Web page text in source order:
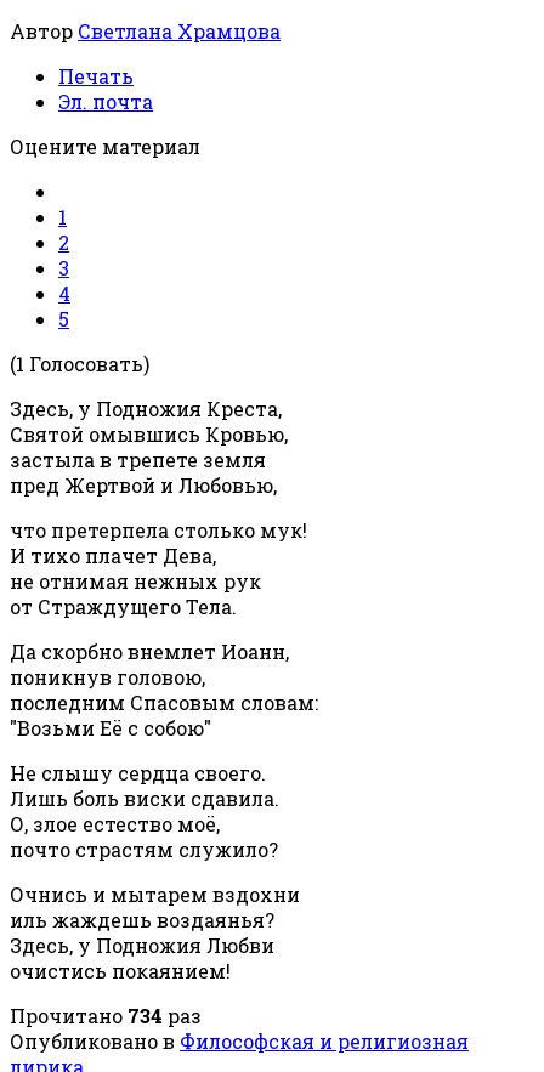
Автор Светлана Храмцова
Печать
Эл. почта
Оцените материал
1
2
3
4
5
(1 Голосовать)
Здесь, у Подножия Креста,
Святой омывшись Кровью,
застыла в трепете земля
пред Жертвой и Любовью,
что претерпела столько мук!
И тихо плачет Дева,
не отнимая нежных рук
от Страждущего Тела.
Да скорбно внемлет Иоанн,
поникнув головою,
последним Спасовым словам:
"Возьми Её с собою"
Не слышу сердца своего.
Лишь боль виски сдавила.
О, злое естество моё,
почто страстям служило?
Очнись и мытарем вздохни
иль жаждешь воздаянья?
Здесь, у Подножия Любви
очистись покаянием!
Прочитано 734 раз
Опубликовано в Философская и религиозная
лирика